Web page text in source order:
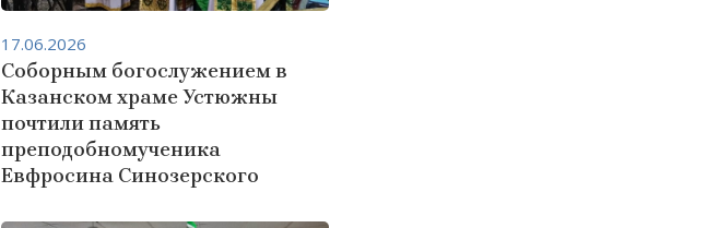
Соборным богослужением в
Казанском храме Устюжны
почтили память
преподобномученика
Евфросина Синозерского
17.06.2026